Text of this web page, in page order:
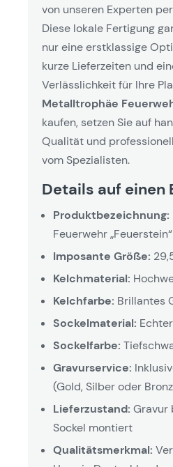
von unseren Experten
Diese lokale Fertigung
nur eine erstklassige
kurze Lieferzeiten und
Verlässlichkeit für Ihre
Metalltrophäe
kaufen, setzen Sie auf
Qualität und
vom Spezialisten.
Details auf einen
Produktbezeichnung:
Feuerwehr „Feuerstein“
Imposante Größe:
Kelchmaterial:
Kelchfarbe: Brillantes
Sockelmaterial:
Sockelfarbe:
Gravurservice:
(Gold, Silber oder
Lieferzustand: Gravur
Sockel montiert
Qualitätsmerkmal: